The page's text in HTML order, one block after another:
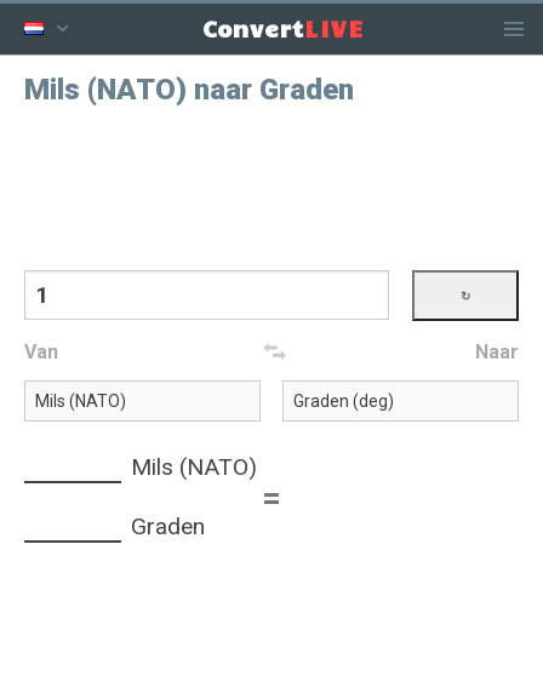
ConvertLIVE
Mils (NATO) naar Graden
Van Naar
Mils (NATO)
=
Graden